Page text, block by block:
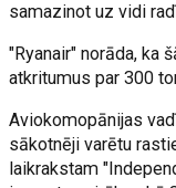
samazinot uz vidi
"Ryanair" norāda, ka
atkritumus par 300
Aviokomopānijas
sākotnēji varētu
laikrakstam